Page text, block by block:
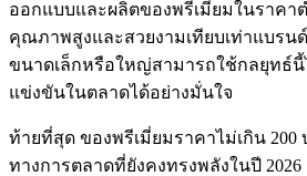
ออกแบบและผลิตของพรีเมี่ยมในราคา
คุณภาพสูงและสวยงามเทียบเท่าแบรน
ขนาดเล็กหรือใหญ่สามารถใช้กลยุทธ์นี้
แข่งขันในตลาดได้อย่างมั่นใจ
ท้ายที่สุด ของพรีเมี่ยมราคาไม่เกิน 200
ทางการตลาดที่ยังคงทรงพลังในปี